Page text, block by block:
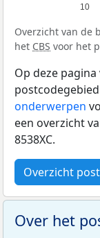
10
Overzicht van de
het CBS voor het
Op deze pagina
onderwerpen
een overzicht
8538XC.
Overzicht
Over het